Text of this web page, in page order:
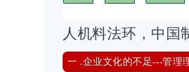
人机料法环，中国
一 .企业文化的不足---管理